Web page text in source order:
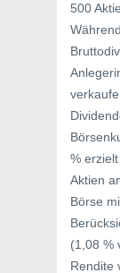
500
%
Aktien
Börse
(1,08 %
Rendite